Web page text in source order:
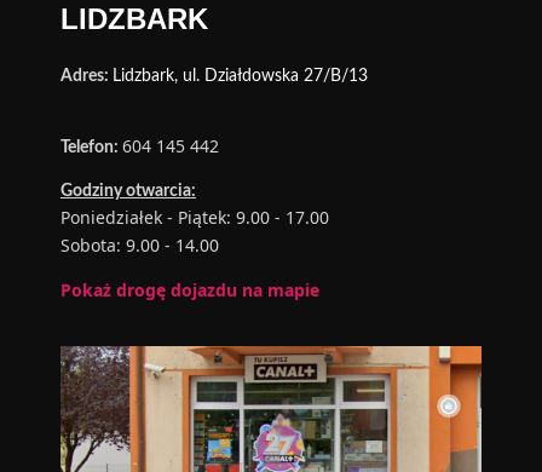
LIDZBARK
Adres: Lidzbark, ul. Działdowska 27/B/13
Telefon: 604 145 442
Godziny otwarcia:
Poniedziałek - Piątek: 9.00 - 17.00
Sobota: 9.00 - 14.00
Pokaż drogę dojazdu na mapie